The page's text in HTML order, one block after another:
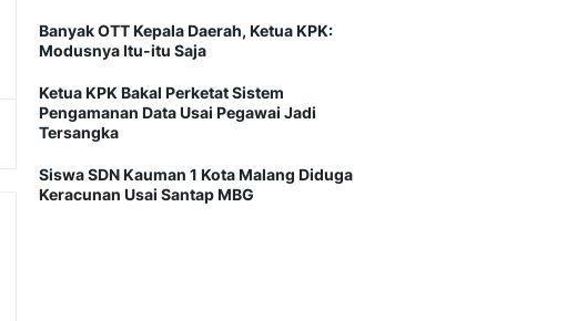
Banyak OTT Kepala Daerah, Ketua KPK:
Modusnya Itu-itu Saja
Ketua KPK Bakal Perketat Sistem
Pengamanan Data Usai Pegawai Jadi
Tersangka
Siswa SDN Kauman 1 Kota Malang Diduga
Keracunan Usai Santap MBG